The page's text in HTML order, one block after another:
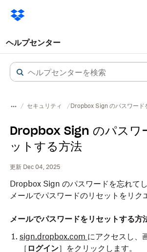
ヘルプセンター
セキュリティ Dropbox Sign のパスワード
Dropbox Sign のパスワ
ットする方法
更新 Dec 04, 2025
Dropbox Sign のパスワードを忘れてし
メールでパスワードのリセットをリク
メールでパスワードをリセットする方
sign.dropbox.com にアクセスし、
［ ログイン］をクリックします。